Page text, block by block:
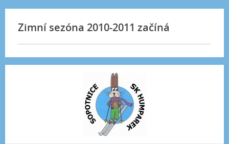
Zimní sezóna 2010-2011 začíná